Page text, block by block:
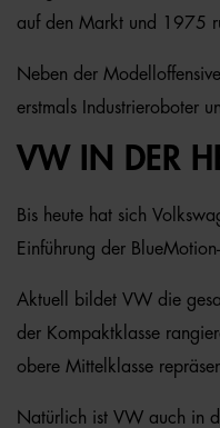
auf den Markt und 1975
Neben der
erstmals Industrieroboter
VW IN DER
Bis heute hat sich
Einführung der
Aktuell bildet VW die
der Kompaktklasse
obere Mittelklasse
Natürlich ist VW auch in